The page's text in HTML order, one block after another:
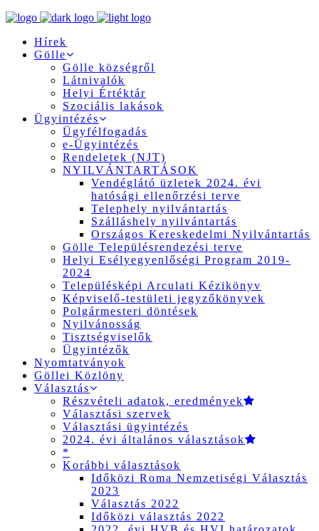
Hírek
Gölle
Gölle községről
Látnivalók
Helyi Értéktár
Szociális lakások
Ügyintézés
Ügyfélfogadás
e-Ügyintézés
Rendeletek (NJT)
NYILVÁNTARTÁSOK
Vendéglátó üzletek 2024. évi
hatósági ellenőrzési terve
Telephely nyilvántartás
Szálláshely nyilvántartás
Országos Kereskedelmi Nyilvántartás
Gölle Településrendezési terve
Helyi Esélyegyenlőségi Program 2019-
2024
Településképi Arculati Kézikönyv
Képviselő-testületi jegyzőkönyvek
Polgármesteri döntések
Nyilvánosság
Tisztségviselők
Ügyintézők
Nyomtatványok
Göllei Közlöny
Választás
Részvételi adatok, eredmények
Választási szervek
Választási ügyintézés
2024. évi általános választások
*
Korábbi választások
Időközi Roma Nemzetiségi Választás
2023
Választás 2022
Időközi választás 2022